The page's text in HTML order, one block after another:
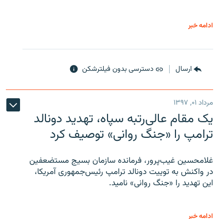
ادامه خبر
ارسال دسترسی بدون فیلترشکن
مرداد ۰۱, ۱۳۹۷
یک مقام عالی‌رتبه سپاه، تهدید دونالد
ترامپ را «جنگ روانی» توصیف کرد
غلامحسین غیب‌پرور، فرمانده سازمان بسیج مستضعفین
در واکنش به توییت دونالد ترامپ رئیس‌جمهوری آمریکا،
این تهدید را «جنگ روانی» نامید.
ادامه خبر